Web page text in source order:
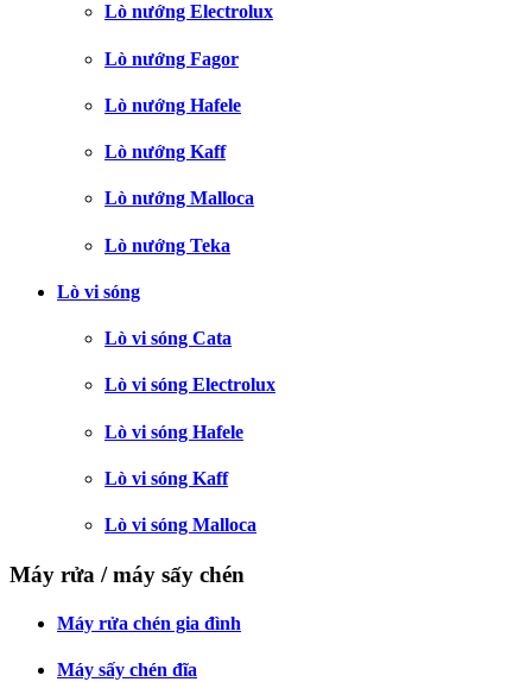
Lò nướng Electrolux
Lò nướng Fagor
Lò nướng Hafele
Lò nướng Kaff
Lò nướng Malloca
Lò nướng Teka
Lò vi sóng
Lò vi sóng Cata
Lò vi sóng Electrolux
Lò vi sóng Hafele
Lò vi sóng Kaff
Lò vi sóng Malloca
Máy rửa / máy sấy chén
Máy rửa chén gia đình
Máy sấy chén đĩa